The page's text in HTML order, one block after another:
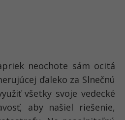
neochote sám ocitá
ďaleko za Slnečnú
všetky svoje vedecké
aby našiel riešenie,